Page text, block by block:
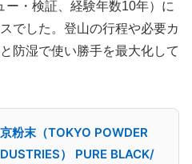
ー・検証、経験年数10年）に
でした。登山の行程や必要カ
防湿で使い勝手を最大化して
粉末（TOKYO POWDER
） PURE BLACK/